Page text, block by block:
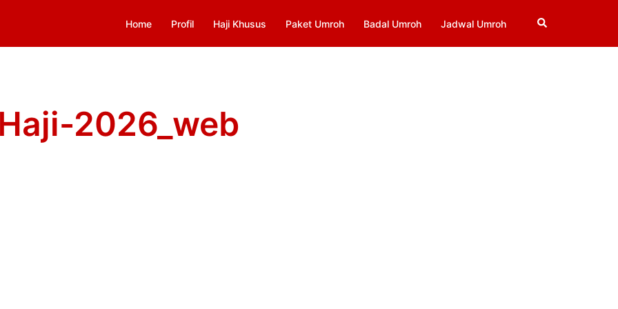
Home Profil Haji Khusus Paket Umroh Badal Umroh Jadwal Umroh Search
2026_web